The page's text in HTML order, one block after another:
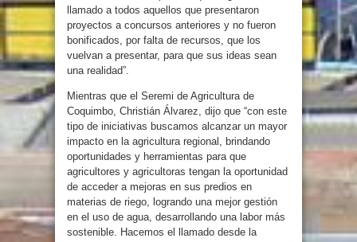
llamado a todos aquellos que presentaron
proyectos a concursos anteriores y no fueron
bonificados, por falta de recursos, que los
vuelvan a presentar, para que sus ideas sean
una realidad”.
Mientras que el Seremi de Agricultura de
Coquimbo, Christián Álvarez, dijo que “con este
tipo de iniciativas buscamos alcanzar un mayor
impacto en la agricultura regional, brindando
oportunidades y herramientas para que
agricultores y agricultoras tengan la oportunidad
de acceder a mejoras en sus predios en
materias de riego, logrando una mejor gestión
en el uso de agua, desarrollando una labor más
sostenible. Hacemos el llamado desde la